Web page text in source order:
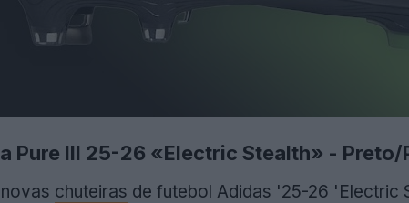
Pure III 25-26 «Electric Stealth» -
chuteiras de futebol Adidas '25-26 'Electric